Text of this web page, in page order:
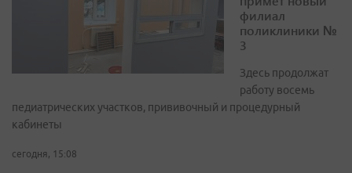
филиал
поликлиники №
3
Здесь продолжат
работу восемь
педиатрических участков, прививочный и процедурный
кабинеты
сегодня, 15:08